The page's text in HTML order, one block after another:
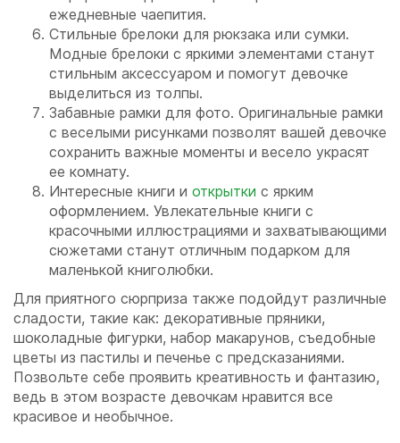
ежедневные чаепития.
Стильные брелоки для рюкзака или сумки.
Модные брелоки с яркими элементами станут
стильным аксессуаром и помогут девочке
выделиться из толпы.
Забавные рамки для фото. Оригинальные рамки
с веселыми рисунками позволят вашей девочке
сохранить важные моменты и весело украсят
ее комнату.
Интересные книги и открытки с ярким
оформлением. Увлекательные книги с
красочными иллюстрациями и захватывающими
сюжетами станут отличным подарком для
маленькой книголюбки.
Для приятного сюрприза также подойдут различные
сладости, такие как: декоративные пряники,
шоколадные фигурки, набор макарунов, съедобные
цветы из пастилы и печенье с предсказаниями.
Позвольте себе проявить креативность и фантазию,
ведь в этом возрасте девочкам нравится все
красивое и необычное.